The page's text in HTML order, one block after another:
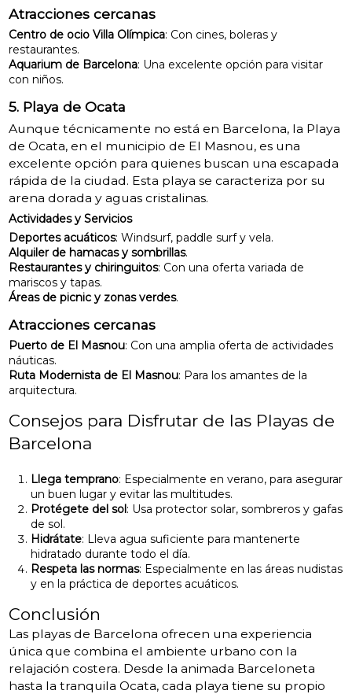
Atracciones cercanas
Centro de ocio Villa Olímpica: Con cines, boleras y
restaurantes.
Aquarium de Barcelona: Una excelente opción para visitar
con niños.
5. Playa de Ocata
Aunque técnicamente no está en Barcelona, la Playa
de Ocata, en el municipio de El Masnou, es una
excelente opción para quienes buscan una escapada
rápida de la ciudad. Esta playa se caracteriza por su
arena dorada y aguas cristalinas.
Actividades y Servicios
Deportes acuáticos: Windsurf, paddle surf y vela.
Alquiler de hamacas y sombrillas.
Restaurantes y chiringuitos: Con una oferta variada de
mariscos y tapas.
Áreas de picnic y zonas verdes.
Atracciones cercanas
Puerto de El Masnou: Con una amplia oferta de actividades
náuticas.
Ruta Modernista de El Masnou: Para los amantes de la
arquitectura.
Consejos para Disfrutar de las Playas de
Barcelona
Llega temprano: Especialmente en verano, para asegurar
un buen lugar y evitar las multitudes.
Protégete del sol: Usa protector solar, sombreros y gafas
de sol.
Hidrátate: Lleva agua suficiente para mantenerte
hidratado durante todo el día.
Respeta las normas: Especialmente en las áreas nudistas
y en la práctica de deportes acuáticos.
Conclusión
Las playas de Barcelona ofrecen una experiencia
única que combina el ambiente urbano con la
relajación costera. Desde la animada Barceloneta
hasta la tranquila Ocata, cada playa tiene su propio